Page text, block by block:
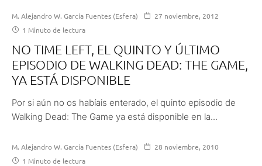
M. Alejandro W. García Fuentes (Esfera)
27 noviembre, 2012
1 Minuto de lectura
NO TIME LEFT, EL QUINTO Y ÚLTIMO
EPISODIO DE WALKING DEAD: THE GAME,
YA ESTÁ DISPONIBLE
Por si aún no os habíais enterado, el quinto episodio de
Walking Dead: The Game ya está disponible en la...
M. Alejandro W. García Fuentes (Esfera)
28 noviembre, 2010
1 Minuto de lectura